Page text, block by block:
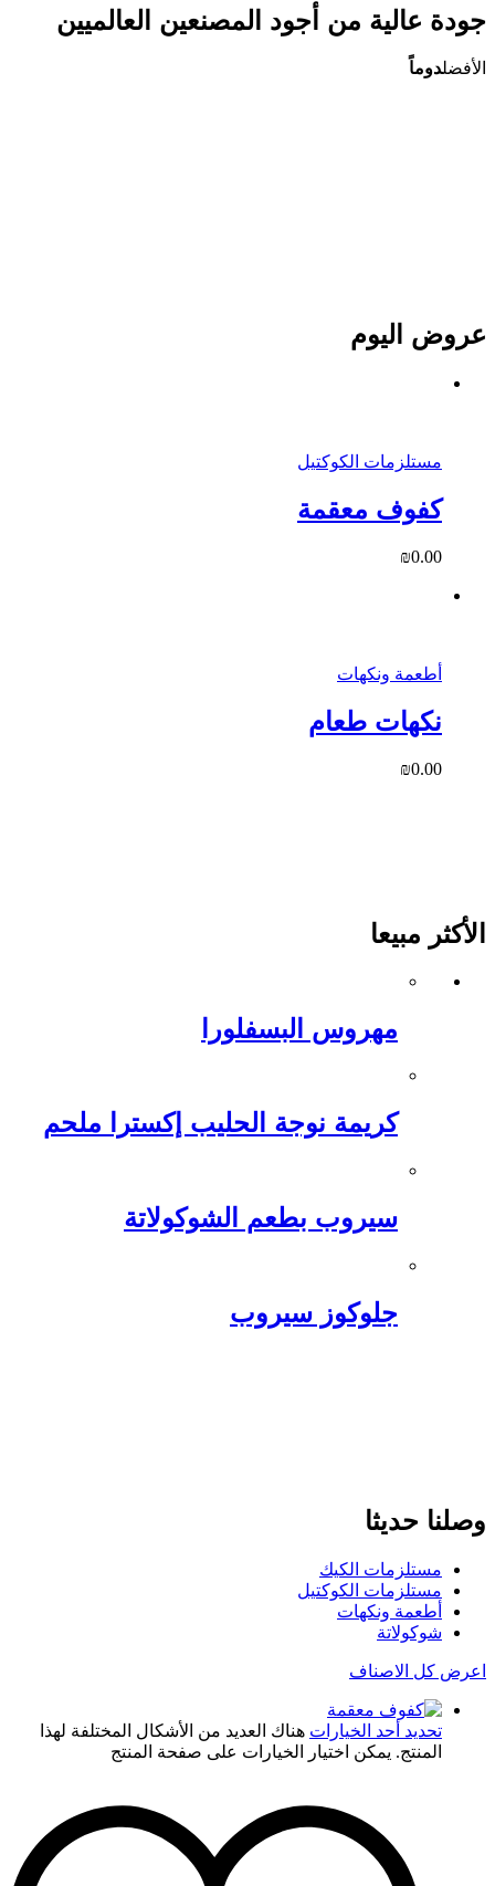
جودة عالية من أجود المصنعين العالميين
الأفضلدوماً
عروض اليوم
مستلزمات الكوكتيل
كفوف معقمة
₪0.00
أطعمة ونكهات
نكهات طعام
₪0.00
الأكثر مبيعا
مهروس البسفلورا
كريمة نوجة الحليب إكسترا ملحم
سيروب بطعم الشوكولاتة
جلوكوز سيروب
وصلنا حديثا
مستلزمات الكيك
مستلزمات الكوكتيل
أطعمة ونكهات
شوكولاتة
اعرض كل الاصناف
تحديد أحد الخيارات هناك العديد من الأشكال المختلفة لهذا
المنتج. يمكن اختيار الخيارات على صفحة المنتج